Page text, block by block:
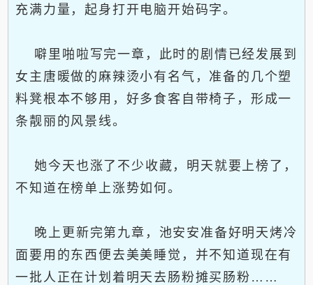
充满力量，起身打开电脑开始码字。
噼里啪啦写完一章，此时的剧情已经发展到
女主唐暖做的麻辣烫小有名气，准备的几个塑
料凳根本不够用，好多食客自带椅子，形成一
条靓丽的风景线。
她今天也涨了不少收藏，明天就要上榜了，
不知道在榜单上涨势如何。
晚上更新完第九章，池安安准备好明天烤冷
面要用的东西便去美美睡觉，并不知道现在有
一批人正在计划着明天去肠粉摊买肠粉……